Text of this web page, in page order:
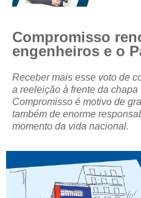
ORGANOGRAMA
CRESCE BRASIL
CONSELHO TECNOLÓGICO
HISTÓRICO E ATUAÇÃO
COMPOSIÇÃO
CONSELHOS ASSESSORES
PERSONALIDADES DA
NÚCLEO DA MULHER
Compromisso
engenheiros e o
Receber mais esse voto de
a reeleição à frente da
Compromisso é motivo de
também de enorme
momento da vida nacional.